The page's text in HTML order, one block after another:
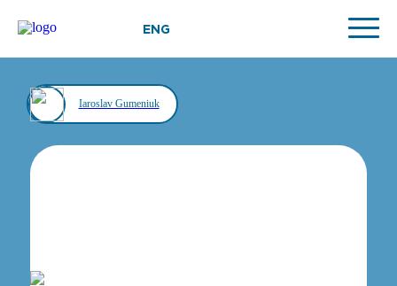
ENG
Iaroslav Gumeniuk